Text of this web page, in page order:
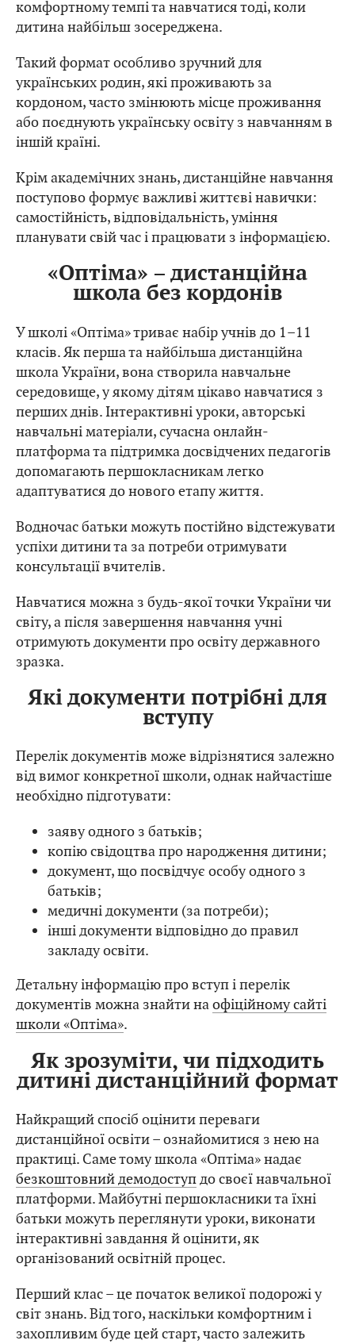
комфортному темпі та навчатися тоді, коли
дитина найбільш зосереджена.
Такий формат особливо зручний для
українських родин, які проживають за
кордоном, часто змінюють місце проживання
або поєднують українську освіту з навчанням в
іншій країні.
Крім академічних знань, дистанційне навчання
поступово формує важливі життєві навички:
самостійність, відповідальність, уміння
планувати свій час і працювати з інформацією.
«Оптіма» – дистанційна
школа без кордонів
У школі «Оптіма» триває набір учнів до 1–11
класів. Як перша та найбільша дистанційна
школа України, вона створила навчальне
середовище, у якому дітям цікаво навчатися з
перших днів. Інтерактивні уроки, авторські
навчальні матеріали, сучасна онлайн-
платформа та підтримка досвідчених педагогів
допомагають першокласникам легко
адаптуватися до нового етапу життя.
Водночас батьки можуть постійно відстежувати
успіхи дитини та за потреби отримувати
консультації вчителів.
Навчатися можна з будь-якої точки України чи
світу, а після завершення навчання учні
отримують документи про освіту державного
зразка.
Які документи потрібні для
вступу
Перелік документів може відрізнятися залежно
від вимог конкретної школи, однак найчастіше
необхідно підготувати:
заяву одного з батьків;
копію свідоцтва про народження дитини;
документ, що посвідчує особу одного з
батьків;
медичні документи (за потреби);
інші документи відповідно до правил
закладу освіти.
Детальну інформацію про вступ і перелік
документів можна знайти наофіційному сайті
школи «Оптіма».
Як зрозуміти, чи підходить
дитині дистанційний формат
Найкращий спосіб оцінити переваги
дистанційної освіти – ознайомитися з нею на
практиці. Саме тому школа «Оптіма» надає
безкоштовний демодоступдо своєї навчальної
платформи. Майбутні першокласники та їхні
батьки можуть переглянути уроки, виконати
інтерактивні завдання й оцінити, як
організований освітній процес.
Перший клас – це початок великої подорожі у
світ знань. Від того, наскільки комфортним і
захопливим буде цей старт, часто залежить